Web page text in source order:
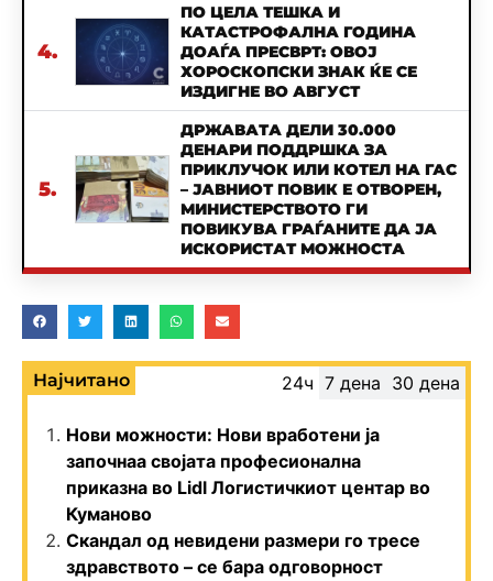
4.
ПО ЦЕЛА ТЕШКА И
КАТАСТРОФАЛНА ГОДИНА
ДОАЃА ПРЕСВРТ: ОВОЈ
ХОРОСКОПСКИ ЗНАК ЌЕ СЕ
ИЗДИГНЕ ВО АВГУСТ
5.
ДРЖАВАТА ДЕЛИ 30.000
ДЕНАРИ ПОДДРШКА ЗА
ПРИКЛУЧОК ИЛИ КОТЕЛ НА ГАС
– ЈАВНИОТ ПОВИК Е ОТВОРЕН,
МИНИСТЕРСТВОТО ГИ
ПОВИКУВА ГРАЃАНИТЕ ДА ЈА
ИСКОРИСТАТ МОЖНОСТА
Најчитано 24ч 7 дена 30 дена
Нови можности: Нови вработени ја
започнаа својата професионална
приказна во Lidl Логистичкиот центар во
Куманово
Скандал од невидени размери го тресе
здравството – се бара одговорност